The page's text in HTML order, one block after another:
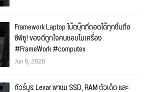
Framework Laptop โน้ตบุ๊กที่ถอดได้ทุกชิ้นถึง
ซีพียู! ของดีถูกใจคนชอบโมเครื่อง
#FrameWork #computex
Jun 6, 2026
ทัวร์บูธ Lexar พาชม SSD, RAM ตัวเด็ด และ